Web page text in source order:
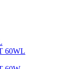
60WL